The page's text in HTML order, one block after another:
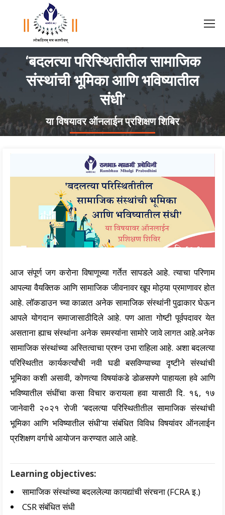
‘बदलत्या परिस्थितीतील सामाजिक
संस्थांची भूमिका आणि भविष्यातील
संधी’
या विषयावर ऑनलाईन प्रशिक्षण शिबिर
आज संपूर्ण जग करोना विषाणूच्या गर्तेत सापडले आहे. त्याचा परिणाम
आपल्या वैयक्तिक आणि सामाजिक जीवनावर खूप मोठ्या प्रमाणावर होत
आहे. लॉकडाउन च्या काळात अनेक सामाजिक संस्थांनी पुढाकार घेऊन
आपले योगदान समाजासाठीदिले आहे. पण आता गोष्टी पूर्वपदावर येत
असताना ह्याच संस्थांना अनेक समस्यांना सामोरे जावे लागत आहे.अनेक
सामाजिक संस्थांच्या अस्तित्वाचा प्रश्न उभा राहिला आहे. अशा बदलत्या
परिस्थितीत कार्यकर्त्यांची नवी घडी बसविण्याच्या दृष्टीने संस्थांची
भूमिका कशी असावी, कोणत्या विषयांकडे डोळसपणे पाहायला हवे आणि
भविष्यातील संधींचा कसा विचार करायला हवा यासाठी दि. १६, १७
जानेवारी २०२१ रोजी ‘बदलत्या परिस्थितीतील सामाजिक संस्थांची
भूमिका आणि भविष्यातील संधी’या संबंधित विविध विषयांवर ऑनलाईन
प्रशिक्षण वर्गाचे आयोजन करण्यात आले आहे.
Learning objectives:
सामाजिक संस्थांच्या बदललेल्या कायद्यांची संरचना (FCRA इ.)
CSR संबंधित संधी